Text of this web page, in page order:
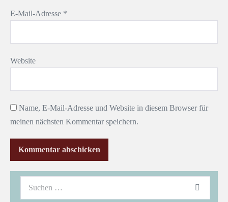
E-Mail-Adresse *
Website
Name, E-Mail-Adresse und Website in diesem Browser für
meinen nächsten Kommentar speichern.